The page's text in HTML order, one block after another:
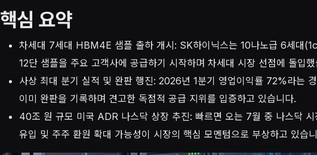
핵심 요약
차세대 7세대 HBM4E 샘플 출하 개시: SK하이닉스는 10나노급 6세대
12단 샘플을 주요 고객사에 공급하기 시작하며 차세대 시장 선점에 돌입
사상 최대 분기 실적 및 완판 행진: 2026년 1분기 영업이익률 72%라는
이미 완판을 기록하며 견고한 독점적 공급 지위를 입증하고 있습니다.
40조 원 규모 미국 ADR 나스닥 상장 추진: 빠르면 오는 7월 중 나스닥
유입 및 주주 환원 확대 가능성이 시장의 핵심 모멘텀으로 부상하고 있습